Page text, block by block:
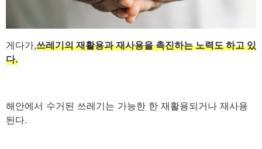
게다가,쓰레기의 재활용과 재사용을 촉진하는 노력도 하고 있
다.
해안에서 수거된 쓰레기는 가능한 한 재활용되거나 재사용
된다.